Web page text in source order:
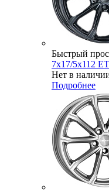
Быстрый
7x17/5x112
Нет в
Подробнее